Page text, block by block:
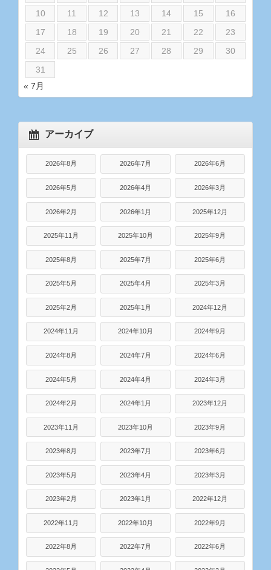
10
11 12 13 14 15
16
17
18 19 20 21 22
23
24
25 26 27 28 29
30
31
« 7月
アーカイブ
2026年8月 2026年7月 2026年6月
2026年5月 2026年4月 2026年3月
2026年2月 2026年1月 2025年12月
2025年11月 2025年10月 2025年9月
2025年8月 2025年7月 2025年6月
2025年5月 2025年4月 2025年3月
2025年2月 2025年1月 2024年12月
2024年11月 2024年10月 2024年9月
2024年8月 2024年7月 2024年6月
2024年5月 2024年4月 2024年3月
2024年2月 2024年1月 2023年12月
2023年11月 2023年10月 2023年9月
2023年8月 2023年7月 2023年6月
2023年5月 2023年4月 2023年3月
2023年2月 2023年1月 2022年12月
2022年11月 2022年10月 2022年9月
2022年8月 2022年7月 2022年6月